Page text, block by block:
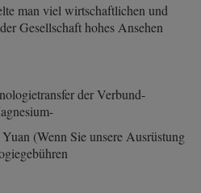
man viel wirtschaftlichen und
Gesellschaft hohes Ansehen
der Verbund-
(Wenn Sie unsere Ausrüstung